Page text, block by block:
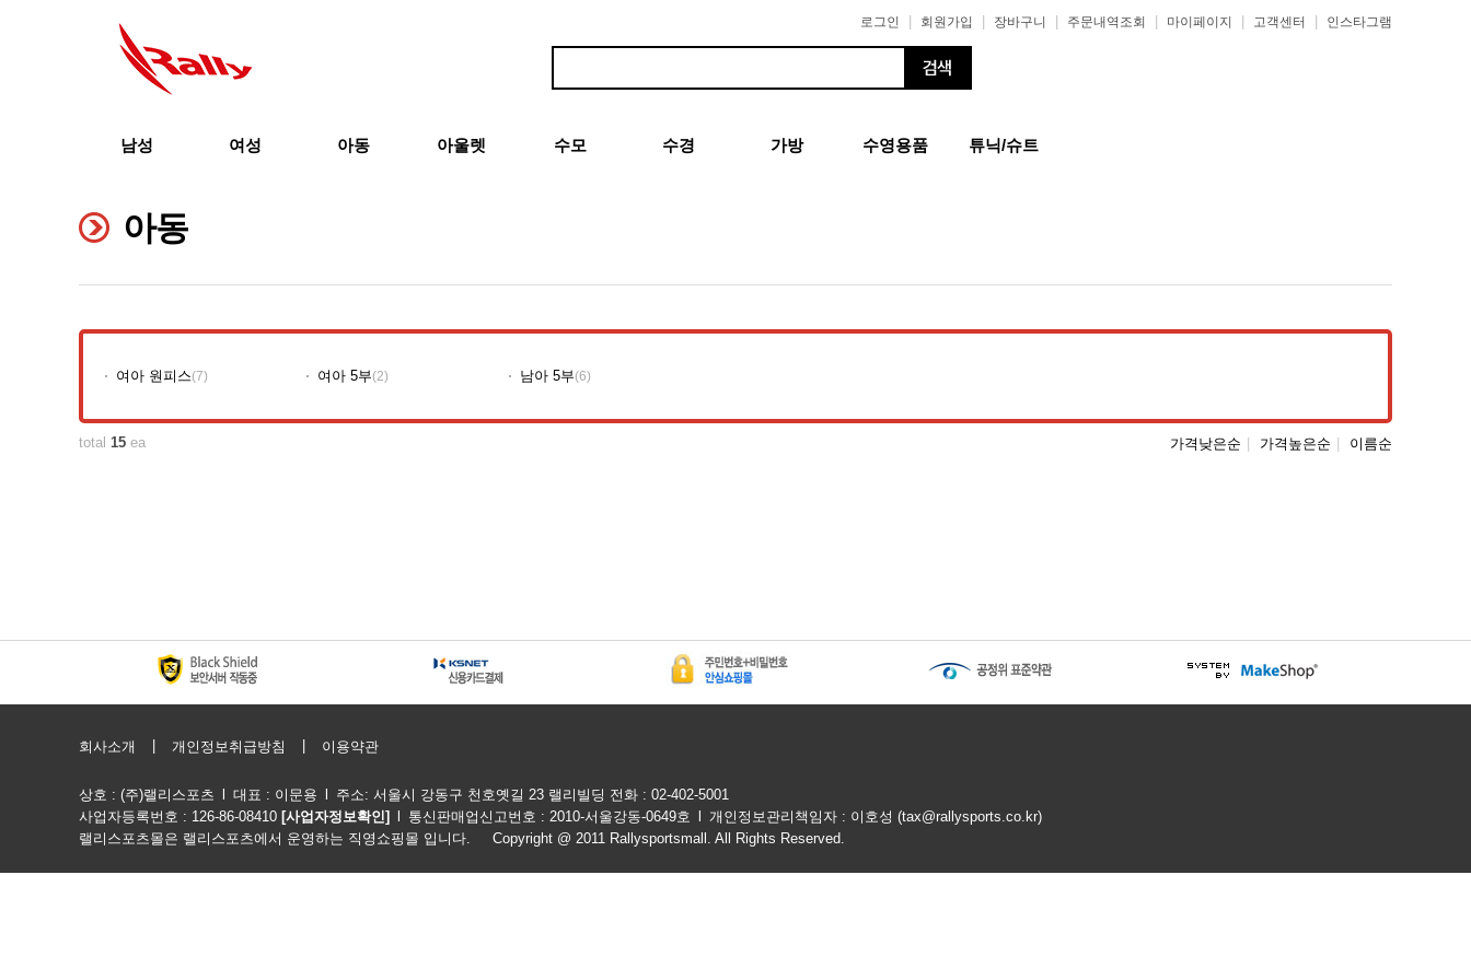
로그인 회원가입 장바구니 주문내역조회 마이페이지 고객센터 인스타그램
남성 여성 아동 아울렛 수모 수경 가방 수영용품 튜닉/슈트
아동
여아 원피스(7) 여아 5부(2) 남아 5부(6)
total 15 ea 가격낮은순 가격높은순 이름순
회사소개 개인정보취급방침 이용약관
상호 : (주)랠리스포츠 대표 : 이문용
주소: 서울시 강동구 천호옛길 23 랠리빌딩 전화 : 02-402-5001
사업자등록번호 : 126-86-08410 [사업자정보확인] 통신판매업신고번호 : 2010-서울강동-0649호 개인정보관리책임자 : 이호성 (tax@rallysports.co.kr)
랠리스포츠몰은 랠리스포츠에서 운영하는 직영쇼핑몰 입니다. Copyright @ 2011 Rallysportsmall. All Rights Reserved.